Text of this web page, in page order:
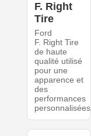
F. Right
Tire
Ford
F. Right Tire
de haute
qualité utilisé
pour une
apparence et
des
performances
personnalisées.